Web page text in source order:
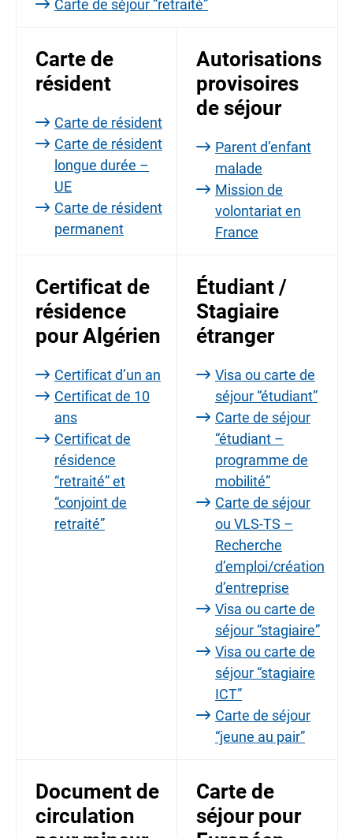
Carte de séjour “retraité”
Carte de
résident
Carte de résident
Carte de résident
longue durée –
UE
Carte de résident
permanent
Autorisations
provisoires
de séjour
Parent d’enfant
malade
Mission de
volontariat en
France
Certificat de
résidence
pour Algérien
Certificat d’un an
Certificat de 10
ans
Certificat de
résidence
“retraité” et
“conjoint de
retraité”
Étudiant /
Stagiaire
étranger
Visa ou carte de
séjour “étudiant”
Carte de séjour
“étudiant –
programme de
mobilité”
Carte de séjour
ou VLS-TS –
Recherche
d’emploi/création
d’entreprise
Visa ou carte de
séjour “stagiaire”
Visa ou carte de
séjour “stagiaire
ICT”
Carte de séjour
“jeune au pair”
Document de
circulation
Carte de
séjour pour